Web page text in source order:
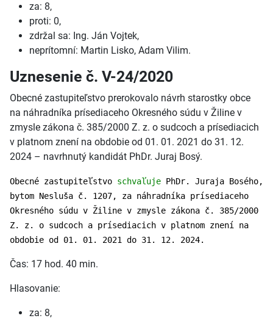
za: 8,
proti: 0,
zdržal sa: Ing. Ján Vojtek,
neprítomní: Martin Lisko, Adam Vilim.
Uznesenie č. V-24/2020
Obecné zastupiteľstvo prerokovalo návrh starostky obce
na náhradníka prísediaceho Okresného súdu v Žiline v
zmysle zákona č. 385/2000 Z. z. o sudcoch a prísediacich
v platnom znení na obdobie od 01. 01. 2021 do 31. 12.
2024 – navrhnutý kandidát PhDr. Juraj Bosý.
Obecné zastupiteľstvo schvaľuje PhDr. Juraja Bosého,
bytom Nesluša č. 1207, za náhradníka prísediaceho
Okresného súdu v Žiline v zmysle zákona č. 385/2000
Z. z. o sudcoch a prísediacich v platnom znení na
obdobie od 01. 01. 2021 do 31. 12. 2024.
Čas: 17 hod. 40 min.
Hlasovanie:
za: 8,